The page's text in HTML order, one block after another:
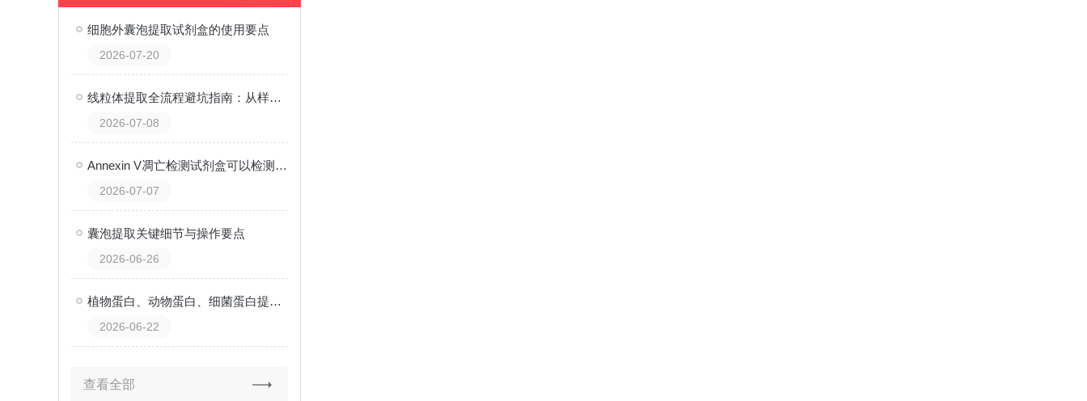
细胞外囊泡提取试剂盒的使用要点
2026-07-20
线粒体提取全流程避坑指南：从样品预处理到纯度鉴定，零经验也能一次成功
2026-07-08
Annexin V凋亡检测试剂盒可以检测什么？
2026-07-07
囊泡提取关键细节与操作要点
2026-06-26
植物蛋白、动物蛋白、细菌蛋白提取试剂盒有什么区别？一张表格说清楚！
2026-06-22
查看全部